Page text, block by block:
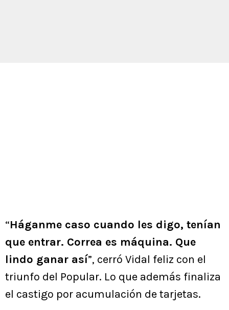
“Háganme caso cuando les digo, tenían
que entrar. Correa es máquina. Que
lindo ganar así”, cerró Vidal feliz con el
triunfo del Popular. Lo que además finaliza
el castigo por acumulación de tarjetas.